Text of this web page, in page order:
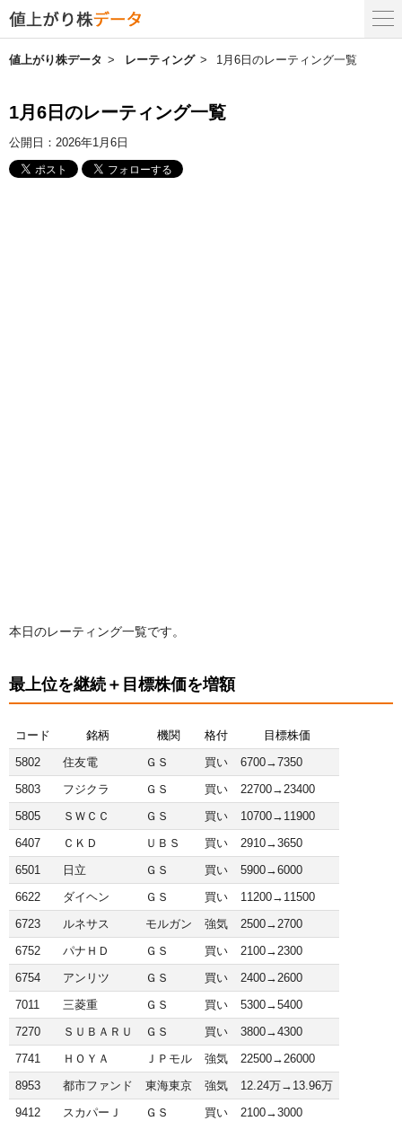
値上がり株データ レーティング 1月6日のレーティング一覧
1月6日のレーティング一覧
公開日： 2026年1月6日
本日のレーティング一覧です。
最上位を継続＋目標株価を増額
コード 銘柄 機関 格付
目標株価
5802
住友電 ＧＳ 買い
6700→7350
5803
フジクラ ＧＳ 買い
22700→23400
5805
ＳＷＣＣ ＧＳ 買い
10700→11900
6407
ＣＫＤ ＵＢＳ 買い
2910→3650
6501
日立 ＧＳ 買い
5900→6000
6622
ダイヘン ＧＳ 買い
11200→11500
6723
ルネサス モルガン 強気
2500→2700
6752
パナＨＤ ＧＳ 買い
2100→2300
6754
アンリツ ＧＳ 買い
2400→2600
7011
三菱重 ＧＳ 買い
5300→5400
7270
ＳＵＢＡＲＵ ＧＳ 買い
3800→4300
7741
ＨＯＹＡ ＪＰモル 強気
22500→26000
8953
都市ファンド 東海東京 強気
12.24万→13.96万
9412
スカパーＪ ＧＳ 買い 2100→3000